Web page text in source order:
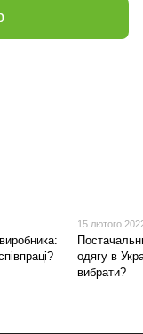
15 лютого
одягу в
вибрати?